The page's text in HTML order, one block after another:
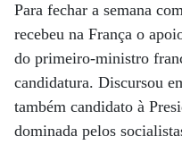
Para fechar a semana
recebeu na França o
do primeiro-ministro
candidatura. Discursou
também candidato à
dominada pelos